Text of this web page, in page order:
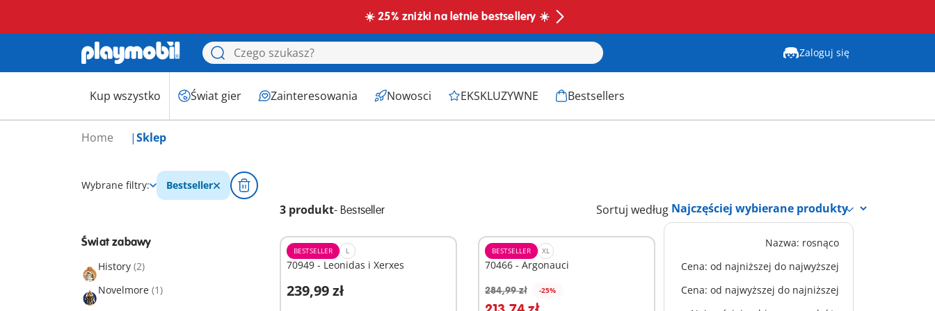
☀️ 25% zniżki na letnie bestsellery ☀️
Zaloguj się
Kup wszystko Świat gier Zainteresowania Nowosci EKSKLUZYWNE Bestsellers
Home Sklep
Wybrane filtry: Bestseller
3 produkt- Bestseller Sortuj według
Nazwa: rosnąco
Cena: od najniższej do najwyższej
Cena: od najwyższej do najniższej
Świat zabawy
History (2)
Novelmore (1)
BESTSELLER L
70949 - Leonidas i Xerxes
239,99 zł
Dodaj do koszyka
BESTSELLER XL
70466 - Argonauci
284,99 zł -25%
Dodaj do koszyka
71298 - Novelmore vs. Burnham
Raiders - Plac tur
334,99 zł